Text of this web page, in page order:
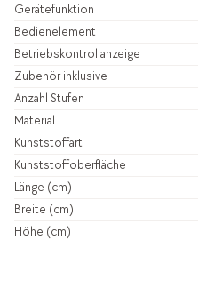
Gerätefunktion
Bedienelement
Betriebskontrollanzeige
Zubehör inklusive
Anzahl Stufen
Material
Kunststoffart
Kunststoffoberfläche
Länge (cm)
Breite (cm)
Höhe (cm)